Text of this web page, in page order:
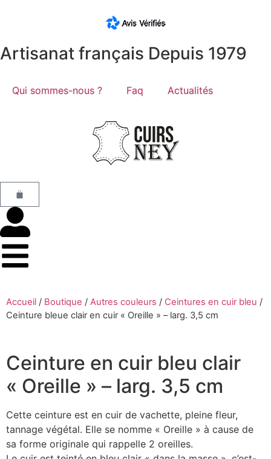
Artisanat français Depuis 1979
Qui sommes-nous ? Faq Actualités
Accueil / Boutique / Autres couleurs / Ceintures en cuir bleu /
Ceinture bleue clair en cuir « Oreille » – larg. 3,5 cm
Ceinture en cuir bleu clair
« Oreille » – larg. 3,5 cm
Cette ceinture est en cuir de vachette, pleine fleur,
tannage végétal. Elle se nomme « Oreille » à cause de
sa forme originale qui rappelle 2 oreilles.